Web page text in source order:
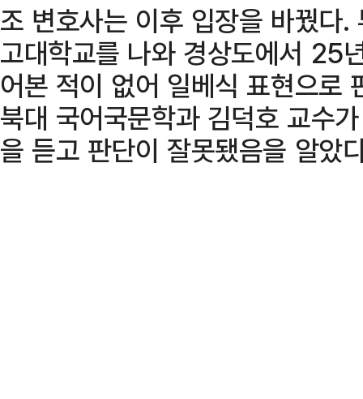
조 변호사는 이후 입장을 바꿨다
고대학교를 나와 경상도에서 25
어본 적이 없어 일베식 표현으로
북대 국어국문학과 김덕호 교수
을 듣고 판단이 잘못됐음을 알았